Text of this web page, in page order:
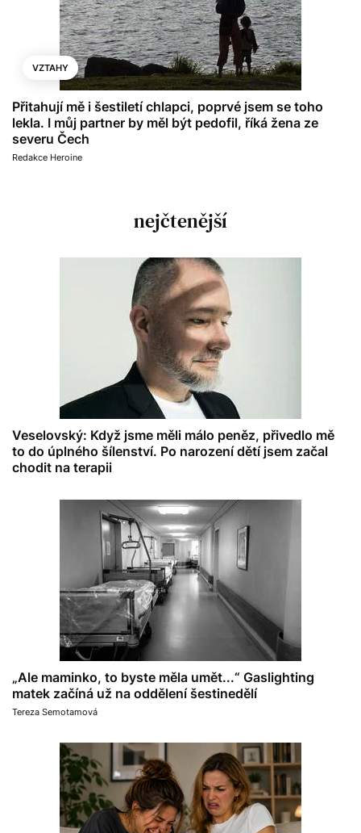
VZTAHY
Přitahují mě i šestiletí chlapci, poprvé jsem se toho
lekla. I můj partner by měl být pedofil, říká žena ze
severu Čech
Redakce Heroine
nejčtenější
Veselovský: Když jsme měli málo peněz, přivedlo mě
to do úplného šílenství. Po narození dětí jsem začal
chodit na terapii
„Ale maminko, to byste měla umět...“ Gaslighting
matek začíná už na oddělení šestinedělí
Tereza Semotamová